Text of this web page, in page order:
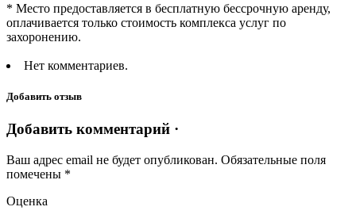
* Место предоставляется в бесплатную бессрочную аренду,
оплачивается только стоимость комплекса услуг по
захоронению.
Нет комментариев.
Добавить отзыв
Добавить комментарий ·
Ваш адрес email не будет опубликован. Обязательные поля
помечены *
Оценка